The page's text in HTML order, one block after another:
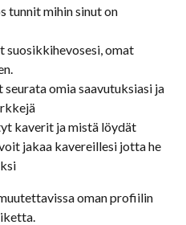
tunnit mihin sinut on
suosikkihevosesi, omat
seurata omia saavutuksiasi ja
kaverit ja mistä löydät
jakaa kavereillesi jotta he
oman profiilin